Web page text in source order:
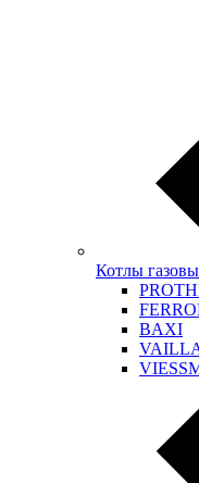
Котлы
BAXI